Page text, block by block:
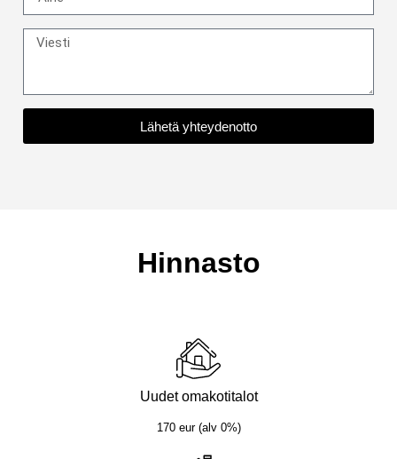
Lähetä yhteydenotto
Hinnasto
Uudet omakotitalot
170 eur (alv 0%)